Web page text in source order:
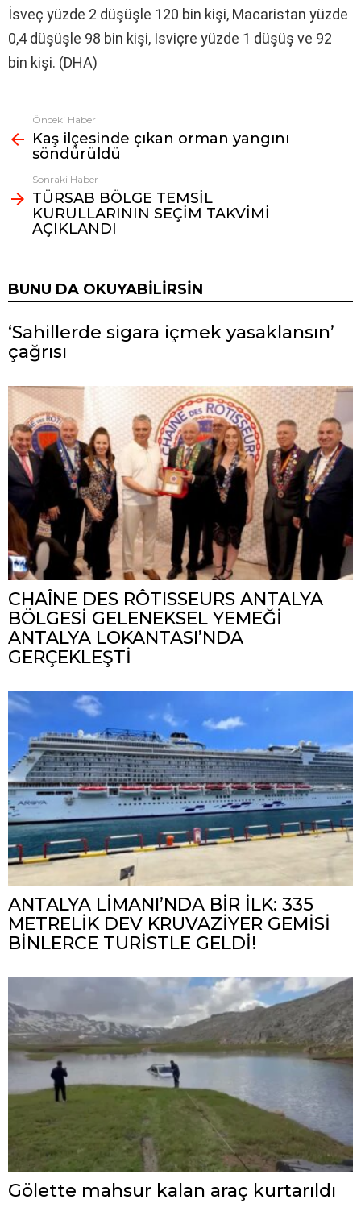
İsveç yüzde 2 düşüşle 120 bin kişi, Macaristan yüzde
0,4 düşüşle 98 bin kişi, İsviçre yüzde 1 düşüş ve 92
bin kişi. (DHA)
Fazlasına
bak
Önceki Haber
Kaş ilçesinde çıkan orman yangını
söndürüldü
Sonraki Haber
TÜRSAB BÖLGE TEMSİL
KURULLARININ SEÇİM TAKVİMİ
AÇIKLANDI
BUNU DA OKUYABILIRSIN
‘Sahillerde sigara içmek yasaklansın’
çağrısı
CHAÎNE DES RÔTISSEURS ANTALYA
BÖLGESİ GELENEKSEL YEMEĞİ
ANTALYA LOKANTASI’NDA
GERÇEKLEŞTİ
ANTALYA LİMANI’NDA BİR İLK: 335
METRELİK DEV KRUVAZİYER GEMİSİ
BİNLERCE TURİSTLE GELDİ!
Gölette mahsur kalan araç kurtarıldı